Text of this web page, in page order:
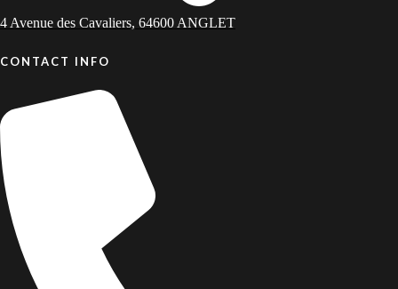
4 Avenue des Cavaliers, 64600 ANGLET
CONTACT INFO